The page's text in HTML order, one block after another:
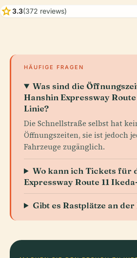
star3.3(372 reviews)
HÄUFIGE FRAGEN
Was sind die
Hanshin Expressway
Linie?
Die Schnellstraße selbst hat
Öffnungszeiten, sie ist jedoch
Fahrzeuge zugänglich.
Wo kann ich Tickets für
Expressway Route 11
Gibt es Rastplätze an